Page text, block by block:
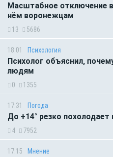
Масштабное отключение
нём воронежцам
13 5686
18:01 Психология
Психолог объяснил,
людям
0 1355
17:31 Погода
До +14° резко
4 7952
17:15 Мнение